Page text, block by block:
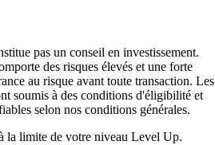
pas un conseil en investissement.
des risques élevés et une forte
au risque avant toute transaction. Les
soumis à des conditions d'éligibilité et
selon nos conditions générales.
la limite de votre niveau Level Up.